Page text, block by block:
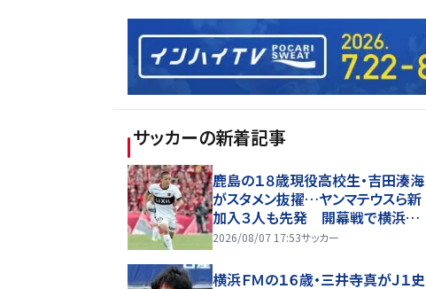
サッカーの新着記事
鹿島の１８歳現役高校生・吉田湊海
がスタメン抜擢…ヤンマテウスら新
加入３人も先発 開幕戦で横浜Ｆ
Ｍと激突
2026/08/07 17:53サッカー
横浜ＦＭの１６歳・三井寺真がＪ１史